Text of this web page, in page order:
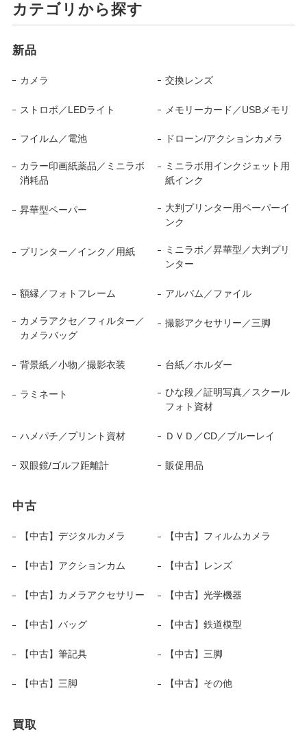
カテゴリから探す
新品
カメラ 交換レンズ
ストロボ／LEDライト メモリーカード／USBメモリ
フイルム／電池 ドローン/アクションカメラ
カラー印画紙薬品／ミニラボ
消耗品
ミニラボ用インクジェット用
紙インク
昇華型ペーパー
大判プリンター用ペーパーイ
ンク
プリンター／インク／用紙
ミニラボ／昇華型／大判プリ
ンター
額縁／フォトフレーム アルバム／ファイル
カメラアクセ／フィルター／
カメラバッグ
撮影アクセサリー／三脚
背景紙／小物／撮影衣装 台紙／ホルダー
ラミネート
ひな段／証明写真／スクール
フォト資材
ハメパチ／プリント資材 ＤＶＤ／CD／ブルーレイ
双眼鏡/ゴルフ距離計 販促用品
中古
【中古】デジタルカメラ 【中古】フィルムカメラ
【中古】アクションカム 【中古】レンズ
【中古】カメラアクセサリー 【中古】光学機器
【中古】バッグ 【中古】鉄道模型
【中古】筆記具 【中古】三脚
【中古】三脚 【中古】その他
買取